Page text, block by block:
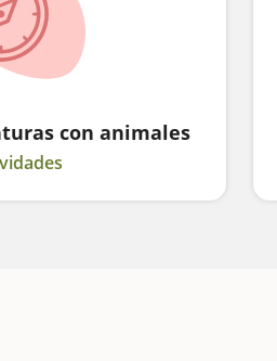
con animales